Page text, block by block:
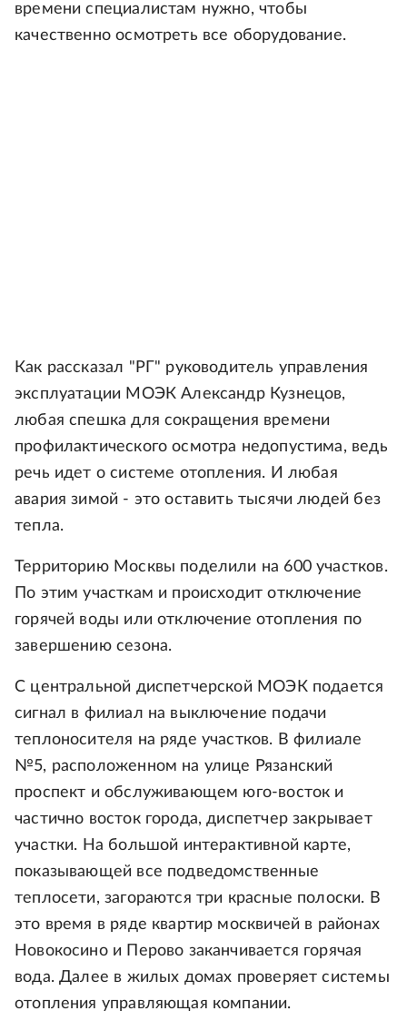
времени специалистам нужно, чтобы
качественно осмотреть все оборудование.
Как рассказал "РГ" руководитель управления
эксплуатации МОЭК Александр Кузнецов,
любая спешка для сокращения времени
профилактического осмотра недопустима, ведь
речь идет о системе отопления. И любая
авария зимой - это оставить тысячи людей без
тепла.
Территорию Москвы поделили на 600 участков.
По этим участкам и происходит отключение
горячей воды или отключение отопления по
завершению сезона.
С центральной диспетчерской МОЭК подается
сигнал в филиал на выключение подачи
теплоносителя на ряде участков. В филиале
№5, расположенном на улице Рязанский
проспект и обслуживающем юго-восток и
частично восток города, диспетчер закрывает
участки. На большой интерактивной карте,
показывающей все подведомственные
теплосети, загораются три красные полоски. В
это время в ряде квартир москвичей в районах
Новокосино и Перово заканчивается горячая
вода. Далее в жилых домах проверяет системы
отопления управляющая компании.